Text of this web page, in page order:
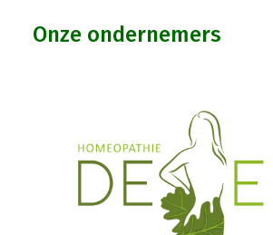
Organisatie
Statuten
Onze ondernemers